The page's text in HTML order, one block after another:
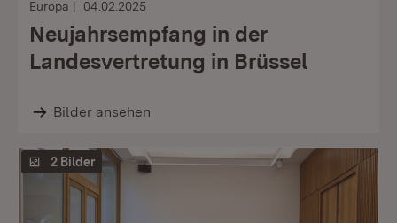
Europa 04.02.2025
Neujahrsempfang in der
Landesvertretung in Brüssel
Bilder ansehen
2 Bilder